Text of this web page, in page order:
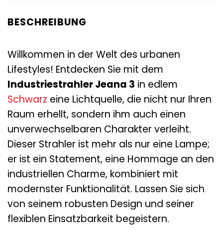
BESCHREIBUNG
Willkommen in der Welt des urbanen
Lifestyles! Entdecken Sie mit dem
Industriestrahler Jeana 3 in edlem
Schwarz eine Lichtquelle, die nicht nur Ihren
Raum erhellt, sondern ihm auch einen
unverwechselbaren Charakter verleiht.
Dieser Strahler ist mehr als nur eine Lampe;
er ist ein Statement, eine Hommage an den
industriellen Charme, kombiniert mit
modernster Funktionalität. Lassen Sie sich
von seinem robusten Design und seiner
flexiblen Einsatzbarkeit begeistern.